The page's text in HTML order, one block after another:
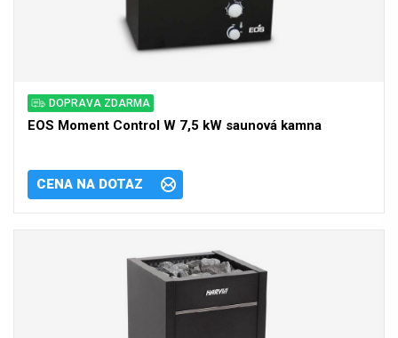
DOPRAVA ZDARMA
EOS Moment Control W 7,5 kW saunová kamna
CENA NA DOTAZ